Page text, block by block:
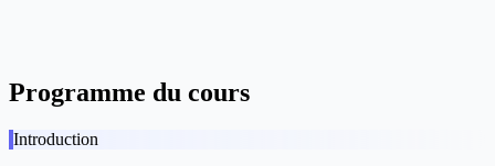
Programme du cours
Introduction